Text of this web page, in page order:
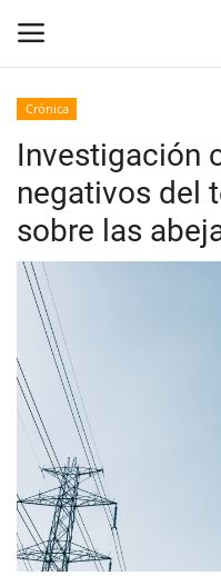
Inicio
Crónica
Policial
Tribunales
Deporte
Política
Espectáculos
Crónica
Investigación
negativos del
sobre las